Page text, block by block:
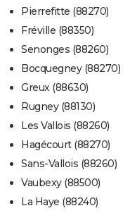
Pierrefitte (88270)
Fréville (88350)
Senonges (88260)
Bocquegney (88270)
Greux (88630)
Rugney (88130)
Les Vallois (88260)
Hagécourt (88270)
Sans-Vallois (88260)
Vaubexy (88500)
La Haye (88240)